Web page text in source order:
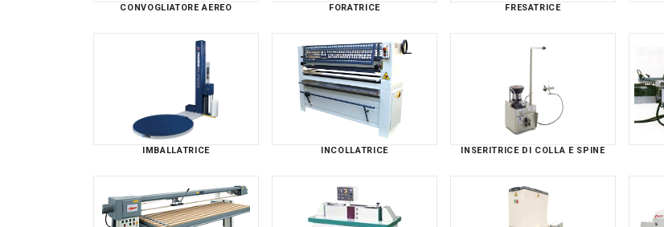
CONVOGLIATORE AEREO FORATRICE FRESATRICE
IMBALLATRICE INCOLLATRICE INSERITRICE DI COLLA E SPINE